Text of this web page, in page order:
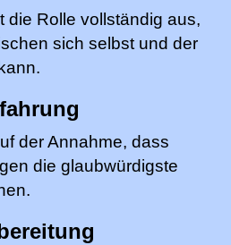
die Rolle vollständig aus,
sich selbst und der
der Annahme, dass
die glaubwürdigste